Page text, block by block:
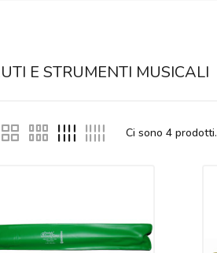
E STRUMENTI MUSICALI
Ci sono 4 prodotti.